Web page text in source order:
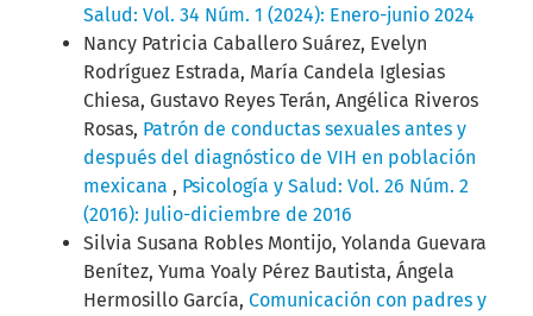
Salud: Vol. 34 Núm. 1 (2024): Enero-junio 2024
Nancy Patricia Caballero Suárez, Evelyn
Rodríguez Estrada, María Candela Iglesias
Chiesa, Gustavo Reyes Terán, Angélica Riveros
Rosas, Patrón de conductas sexuales antes y
después del diagnóstico de VIH en población
mexicana , Psicología y Salud: Vol. 26 Núm. 2
(2016): Julio-diciembre de 2016
Silvia Susana Robles Montijo, Yolanda Guevara
Benítez, Yuma Yoaly Pérez Bautista, Ángela
Hermosillo García, Comunicación con padres y